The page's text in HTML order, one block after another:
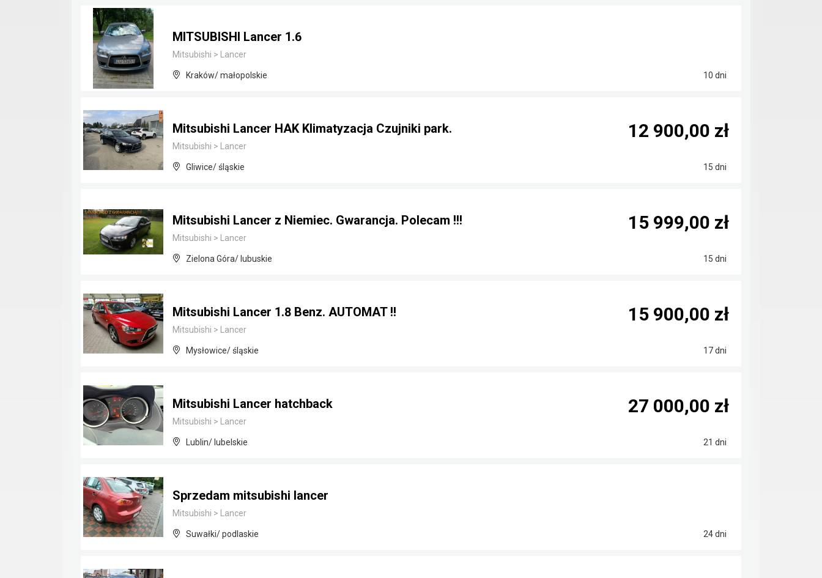
MITSUBISHI Lancer 1.6
Mitsubishi > Lancer
Kraków/ małopolskie 10 dni
Mitsubishi Lancer HAK Klimatyzacja Czujniki park.
Mitsubishi > Lancer
Gliwice/ śląskie 15 dni
12 900,00 zł
Mitsubishi Lancer z Niemiec. Gwarancja. Polecam !!!
Mitsubishi > Lancer
Zielona Góra/ lubuskie 15 dni
15 999,00 zł
Mitsubishi Lancer 1.8 Benz. AUTOMAT !!
Mitsubishi > Lancer
Mysłowice/ śląskie 17 dni
15 900,00 zł
Mitsubishi Lancer hatchback
Mitsubishi > Lancer
Lublin/ lubelskie 21 dni
27 000,00 zł
Sprzedam mitsubishi lancer
Mitsubishi > Lancer
Suwałki/ podlaskie 24 dni